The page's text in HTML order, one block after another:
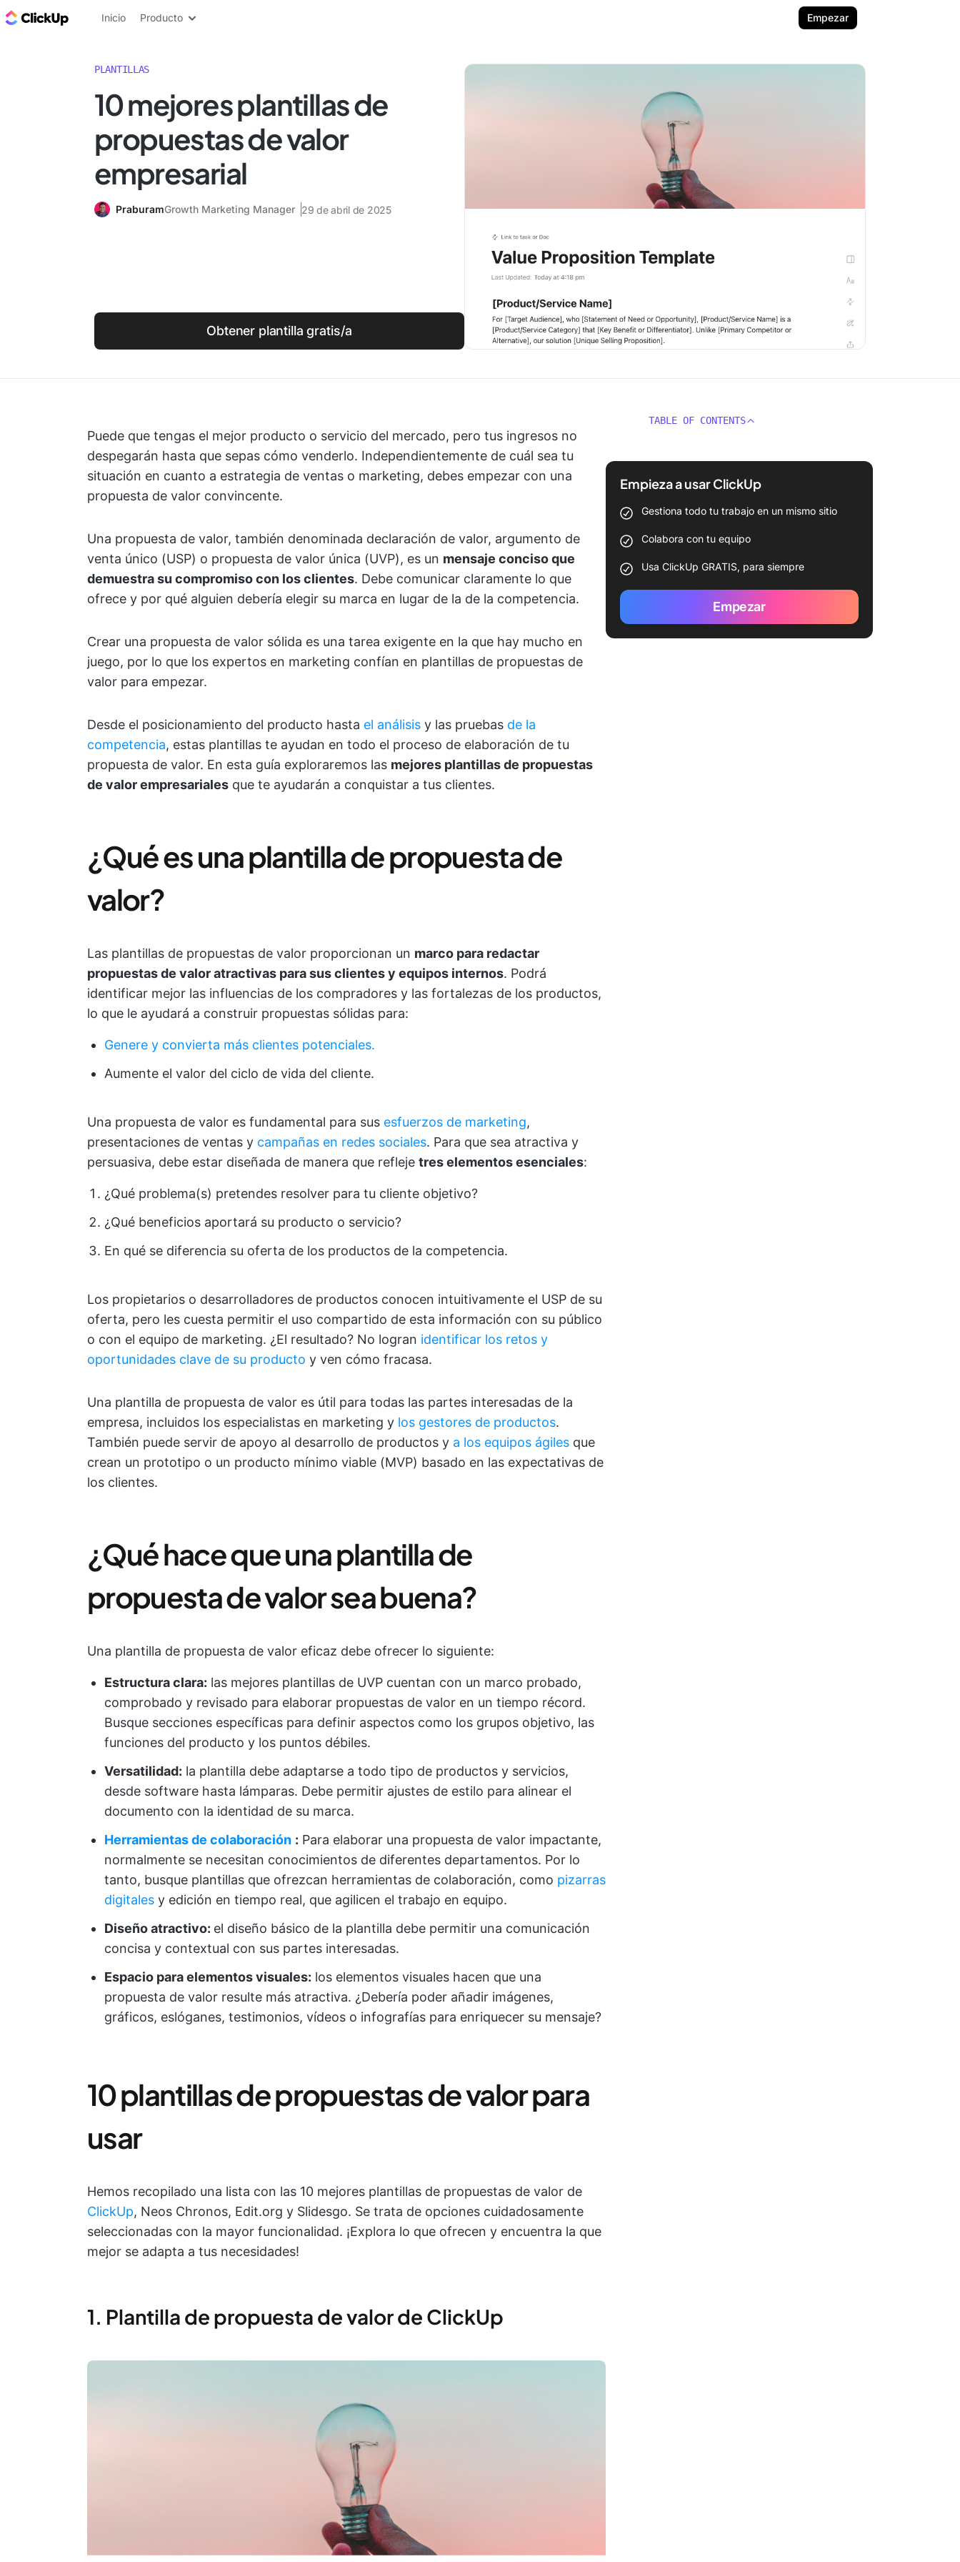
ClickUp Blog
Inicio Producto Empezar
PLANTILLAS
10 mejores plantillas de
propuestas de valor
empresarial
PraburamGrowth Marketing Manager 29 de abril de 2025
Obtener plantilla gratis/a
Puede que tengas el mejor producto o servicio del mercado, pero tus ingresos no
despegarán hasta que sepas cómo venderlo. Independientemente de cuál sea tu
situación en cuanto a estrategia de ventas o marketing, debes empezar con una
propuesta de valor convincente.
Una propuesta de valor, también denominada declaración de valor, argumento de
venta único (USP) o propuesta de valor única (UVP), es un mensaje conciso que
demuestra su compromiso con los clientes. Debe comunicar claramente lo que
ofrece y por qué alguien debería elegir su marca en lugar de la de la competencia.
Crear una propuesta de valor sólida es una tarea exigente en la que hay mucho en
juego, por lo que los expertos en marketing confían en plantillas de propuestas de
valor para empezar.
Desde el posicionamiento del producto hasta el análisis y las pruebas de la
competencia, estas plantillas te ayudan en todo el proceso de elaboración de tu
propuesta de valor. En esta guía exploraremos las mejores plantillas de propuestas
de valor empresariales que te ayudarán a conquistar a tus clientes.
¿Qué es una plantilla de propuesta de
valor?
Las plantillas de propuestas de valor proporcionan un marco para redactar
propuestas de valor atractivas para sus clientes y equipos internos. Podrá
identificar mejor las influencias de los compradores y las fortalezas de los productos,
lo que le ayudará a construir propuestas sólidas para:
Genere y convierta más clientes potenciales.
Aumente el valor del ciclo de vida del cliente.
Una propuesta de valor es fundamental para sus esfuerzos de marketing,
presentaciones de ventas y campañas en redes sociales. Para que sea atractiva y
persuasiva, debe estar diseñada de manera que refleje tres elementos esenciales:
¿Qué problema(s) pretendes resolver para tu cliente objetivo?
¿Qué beneficios aportará su producto o servicio?
En qué se diferencia su oferta de los productos de la competencia.
Los propietarios o desarrolladores de productos conocen intuitivamente el USP de su
oferta, pero les cuesta permitir el uso compartido de esta información con su público
o con el equipo de marketing. ¿El resultado? No logran identificar los retos y
oportunidades clave de su producto y ven cómo fracasa.
Una plantilla de propuesta de valor es útil para todas las partes interesadas de la
empresa, incluidos los especialistas en marketing y los gestores de productos.
También puede servir de apoyo al desarrollo de productos y a los equipos ágiles que
crean un prototipo o un producto mínimo viable (MVP) basado en las expectativas de
los clientes.
¿Qué hace que una plantilla de
propuesta de valor sea buena?
Una plantilla de propuesta de valor eficaz debe ofrecer lo siguiente:
Estructura clara: las mejores plantillas de UVP cuentan con un marco probado,
comprobado y revisado para elaborar propuestas de valor en un tiempo récord.
Busque secciones específicas para definir aspectos como los grupos objetivo, las
funciones del producto y los puntos débiles.
Versatilidad: la plantilla debe adaptarse a todo tipo de productos y servicios,
desde software hasta lámparas. Debe permitir ajustes de estilo para alinear el
documento con la identidad de su marca.
Herramientas de colaboración : Para elaborar una propuesta de valor impactante,
normalmente se necesitan conocimientos de diferentes departamentos. Por lo
tanto, busque plantillas que ofrezcan herramientas de colaboración, como pizarras
digitales y edición en tiempo real, que agilicen el trabajo en equipo.
Diseño atractivo: el diseño básico de la plantilla debe permitir una comunicación
concisa y contextual con sus partes interesadas.
Espacio para elementos visuales: los elementos visuales hacen que una
propuesta de valor resulte más atractiva. ¿Debería poder añadir imágenes,
gráficos, eslóganes, testimonios, vídeos o infografías para enriquecer su mensaje?
10 plantillas de propuestas de valor para
usar
Hemos recopilado una lista con las 10 mejores plantillas de propuestas de valor de
ClickUp, Neos Chronos, Edit.org y Slidesgo. Se trata de opciones cuidadosamente
seleccionadas con la mayor funcionalidad. ¡Explora lo que ofrecen y encuentra la que
mejor se adapta a tus necesidades!
1. Plantilla de propuesta de valor de ClickUp
TABLE OF CONTENTS
Empieza a usar ClickUp
Gestiona todo tu trabajo en un mismo sitio
Colabora con tu equipo
Usa ClickUp GRATIS, para siempre
Empezar